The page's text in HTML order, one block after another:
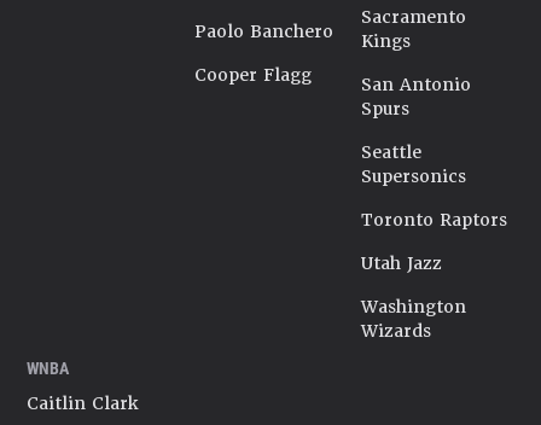
Paolo Banchero
Cooper Flagg
Sacramento
Kings
San Antonio
Spurs
Seattle
Supersonics
Toronto Raptors
Utah Jazz
Washington
Wizards
WNBA
Caitlin Clark